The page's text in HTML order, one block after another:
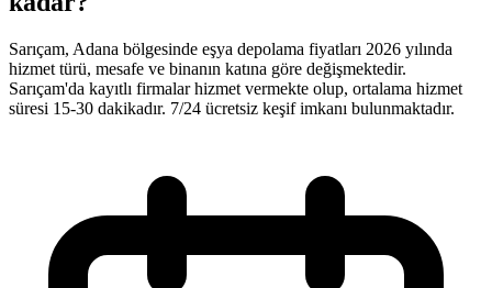
Sarıçam, Adana bölgesinde eşya depolama fiyatları 2026 yılında
hizmet türü, mesafe ve binanın katına göre değişmektedir.
Sarıçam'da kayıtlı firmalar hizmet vermekte olup, ortalama hizmet
süresi 15-30 dakikadır. 7/24 ücretsiz keşif imkanı bulunmaktadır.